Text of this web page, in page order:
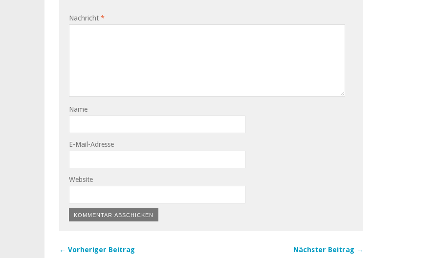
Nachricht *
Name
E-Mail-Adresse
Website
← Vorheriger Beitrag Nächster Beitrag →